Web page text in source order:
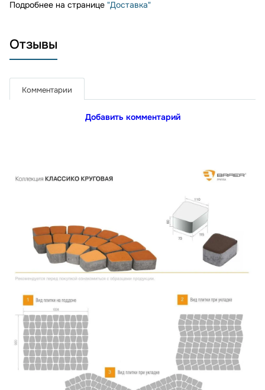
Подробнее на странице "Доставка"
Отзывы
Комментарии
Добавить комментарий